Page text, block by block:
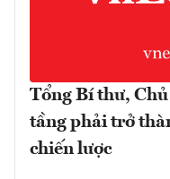
Tổng Bí thư,
tầng phải trở
chiến lược